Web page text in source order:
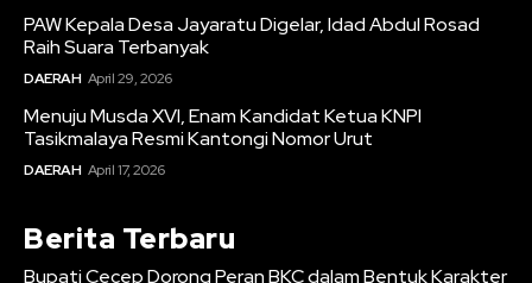
PAW Kepala Desa Jayaratu Digelar, Idad Abdul Rosad
Raih Suara Terbanyak
DAERAH April 29, 2026
Menuju Musda XVI, Enam Kandidat Ketua KNPI
Tasikmalaya Resmi Kantongi Nomor Urut
DAERAH April 17, 2026
Berita Terbaru
Bupati Cecep Dorong Peran BKC dalam Bentuk Karakter